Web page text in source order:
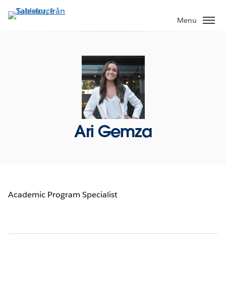
vidare
Menu
Ari Gemza
Academic Program Specialist